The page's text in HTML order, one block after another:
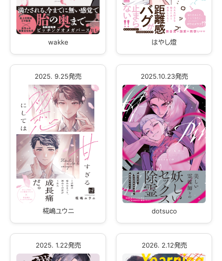
wakke はやし燈
2025. 9.25発売
椛嶋ユウニ
2025.10.23発売
dotsuco
2025. 1.22発売 2026. 2.12発売